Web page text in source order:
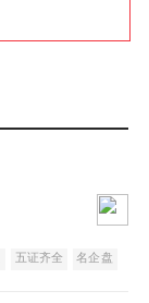
五证齐全
名企盘